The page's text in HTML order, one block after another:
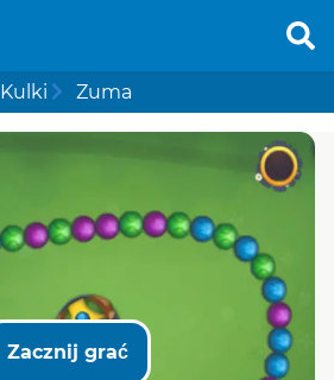
Kulki Zuma
Zacznij grać